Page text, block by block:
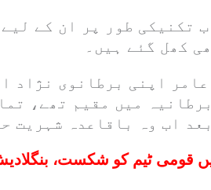
تکنیکی طور پر ان کے
کھل گئے ہیں۔
اپنی برطانوی نژاد
میں مقیم تھے،
اب وہ باقاعدہ شہریت
ٹیم کو شکست،